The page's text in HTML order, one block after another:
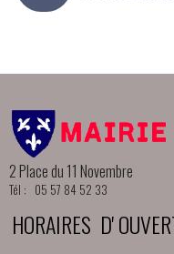
2 Place du 11 Novembre
Tél : 05 57 84 52 33
HORAIRES D'